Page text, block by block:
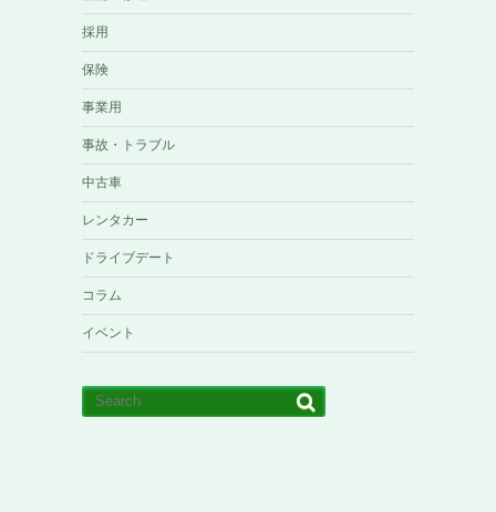
採用
保険
事業用
事故・トラブル
中古車
レンタカー
ドライブデート
コラム
イベント